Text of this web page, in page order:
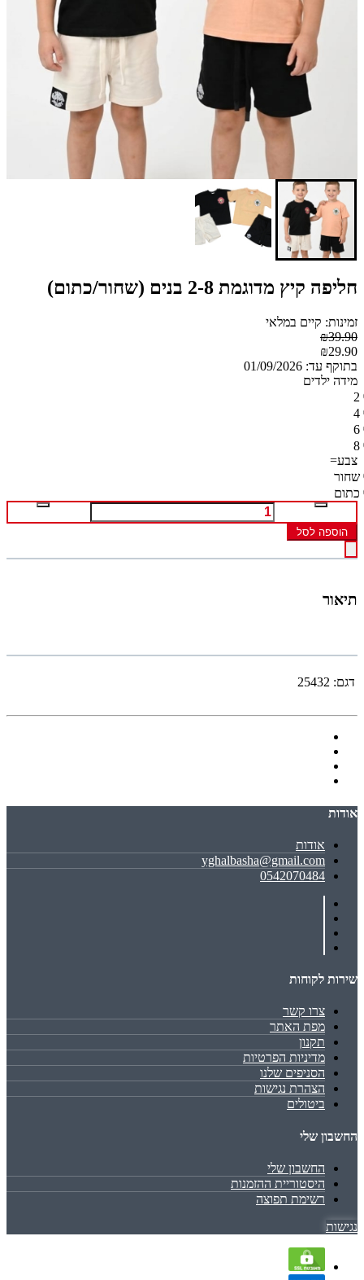
חליפה קיץ מדוגמת 2-8 בנים (שחור/כתום)
זמינות: קיים במלאי
₪39.90
₪29.90
בתוקף עד: 01/09/2026
מידה ילדים
2
4
6
8
צבע=
שחור
כתום
הוספה לסל
תיאור
דגם: 25432
אודות
אודות
yghalbasha@gmail.com
0542070484
שירות לקוחות
צרו קשר
מפת האתר
תקנון
מדיניות הפרטיות
הסניפים שלנו
הצהרת נגישות
ביטולים
החשבון שלי
החשבון שלי
היסטוריית ההזמנות
רשימת תפוצה
נגישות